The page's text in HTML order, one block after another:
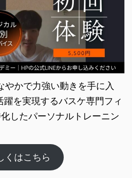
やかで力強い動きを手に入
を実現するバスケ専門フィ
したパーソナルト​レーニン
くはこちら